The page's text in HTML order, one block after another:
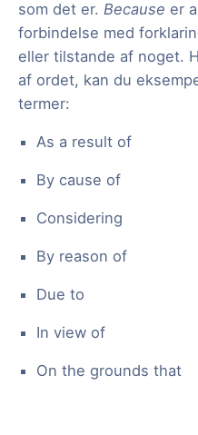
som det er. Because er
forbindelse med
eller tilstande af noget.
af ordet, kan du
termer:
As a result of
By cause of
Considering
By reason of
Due to
In view of
On the grounds that